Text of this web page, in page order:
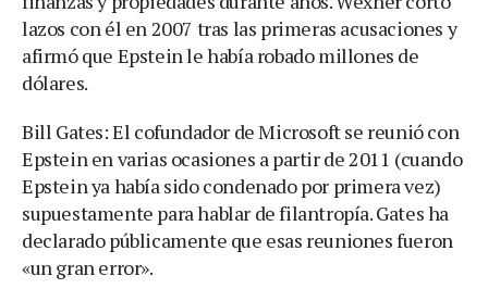
lazos con él en 2007 tras las primeras acusaciones y
afirmó que Epstein le había robado millones de
dólares.
Bill Gates: El cofundador de Microsoft se reunió con
Epstein en varias ocasiones a partir de 2011 (cuando
Epstein ya había sido condenado por primera vez)
supuestamente para hablar de filantropía. Gates ha
declarado públicamente que esas reuniones fueron
«un gran error».